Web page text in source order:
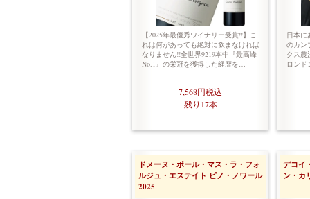
【2025年最優秀ワイナリー受賞!!】こ
れは何があっても絶対に飲まなければ
なりません!!全世界9219本中『最高峰
No.1』の栄冠を獲得した経歴を…
7,568円税込
残り17本
日本に
のカン
クス農
ロン
ドメーヌ・ポール・マス・ラ・フォ
ルジュ・エステイト ピノ・ノワール
2025
デコイ
ン・カ